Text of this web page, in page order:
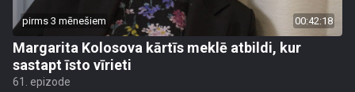
pirms 3 mēnešiem 00:42:18
Margarita Kolosova kārtīs meklē atbildi, kur
sastapt īsto vīrieti
61. epizode